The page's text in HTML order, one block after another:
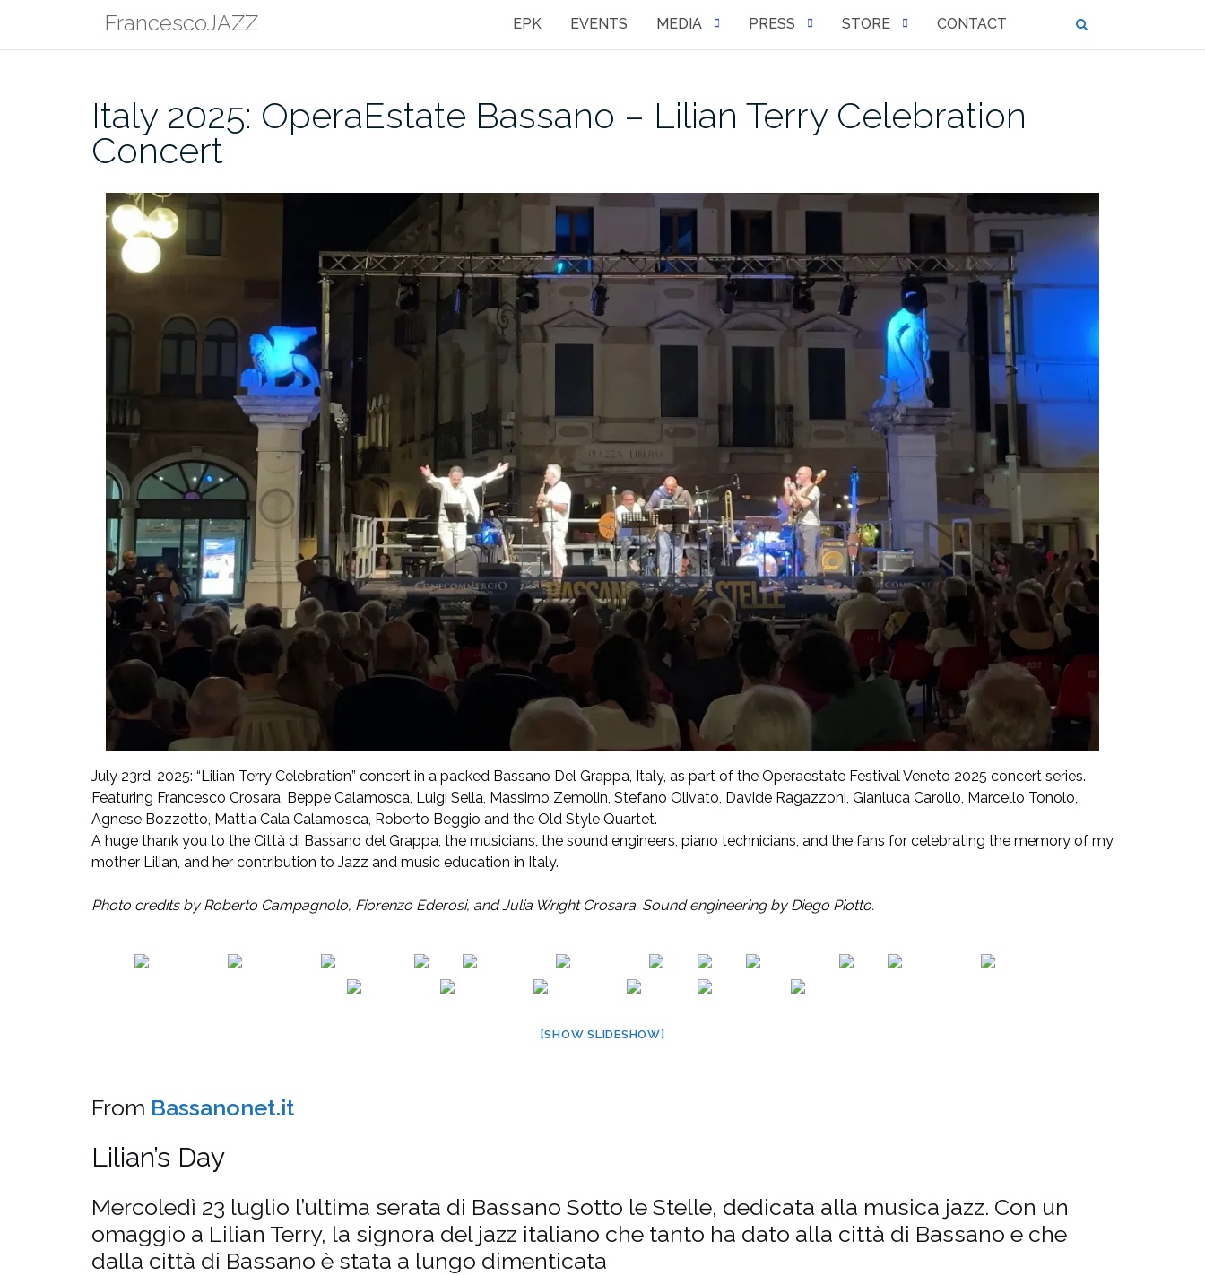
content
FrancescoJAZZ EPK EVENTS MEDIA PRESS STORE CONTACT
Italy 2025: OperaEstate Bassano – Lilian Terry Celebration
Concert
July 23rd, 2025: “Lilian Terry Celebration” concert in a packed Bassano Del Grappa, Italy, as part of the Operaestate Festival Veneto 2025 concert series.
Featuring Francesco Crosara, Beppe Calamosca, Luigi Sella, Massimo Zemolin, Stefano Olivato, Davide Ragazzoni, Gianluca Carollo, Marcello Tonolo,
Agnese Bozzetto, Mattia Cala Calamosca, Roberto Beggio and the Old Style Quartet.
A huge thank you to the Città di Bassano del Grappa, the musicians, the sound engineers, piano technicians, and the fans for celebrating the memory of my
mother Lilian, and her contribution to Jazz and music education in Italy.
Photo credits by Roberto Campagnolo, Fiorenzo Ederosi, and Julia Wright Crosara. Sound engineering by Diego Piotto.
[SHOW SLIDESHOW]
From Bassanonet.it
Lilian’s Day
Mercoledì 23 luglio l’ultima serata di Bassano Sotto le Stelle, dedicata alla musica jazz. Con un
omaggio a Lilian Terry, la signora del jazz italiano che tanto ha dato alla città di Bassano e che
dalla città di Bassano è stata a lungo dimenticata